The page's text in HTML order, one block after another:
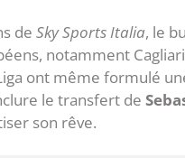
de Sky Sports Italia, le
notamment
ont même formulé
le transfert de
son rêve.